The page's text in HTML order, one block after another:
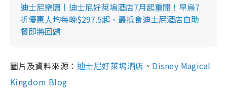
迪士尼樂園丨迪士尼好萊塢酒店7月起重開！早烏7
折優惠人均每晚$297.5起、最抵食迪士尼酒店自助
餐即將回歸
圖片及資料來源： 迪士尼好萊塢酒店 、 Disney Magical
Kingdom Blog